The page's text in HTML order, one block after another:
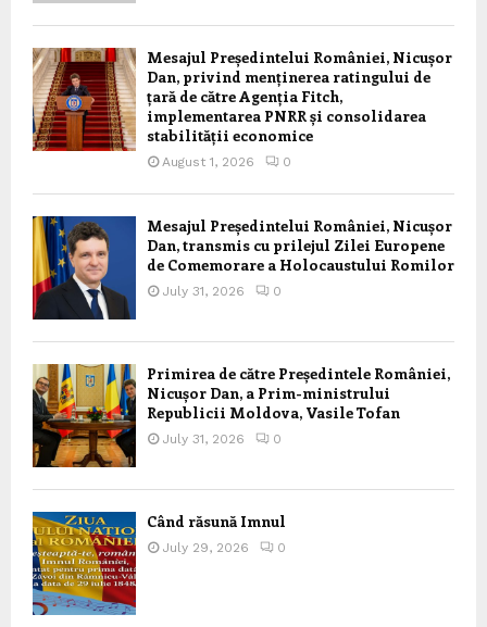
Mesajul Președintelui României, Nicușor
Dan, privind menținerea ratingului de
țară de către Agenția Fitch,
implementarea PNRR și consolidarea
stabilității economice
August 1, 2026 0
Mesajul Președintelui României, Nicușor
Dan, transmis cu prilejul Zilei Europene
de Comemorare a Holocaustului Romilor
July 31, 2026 0
Primirea de către Președintele României,
Nicușor Dan, a Prim-ministrului
Republicii Moldova, Vasile Tofan
July 31, 2026 0
Când răsună Imnul
July 29, 2026 0